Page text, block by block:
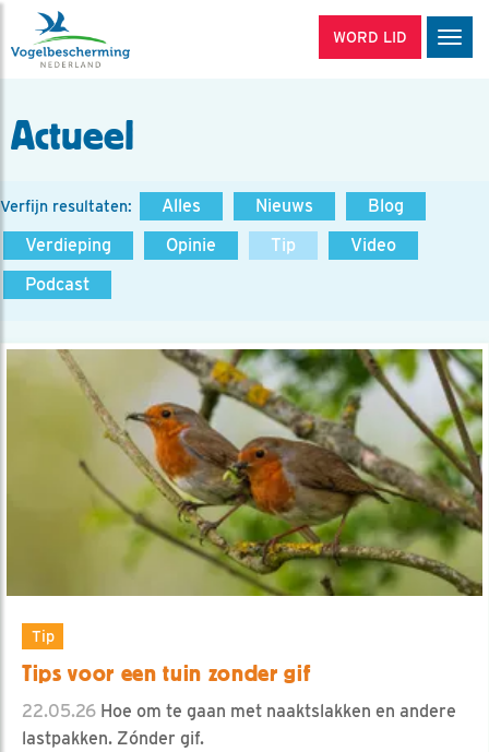
WORD LID
Actueel
Verfijn resultaten: Alles Nieuws
Blog
Verdieping
Opinie Tip
Video
Podcast
Tip
Tips voor een tuin zonder gif
22.05.26 Hoe om te gaan met naaktslakken en andere
lastpakken. Zónder gif.